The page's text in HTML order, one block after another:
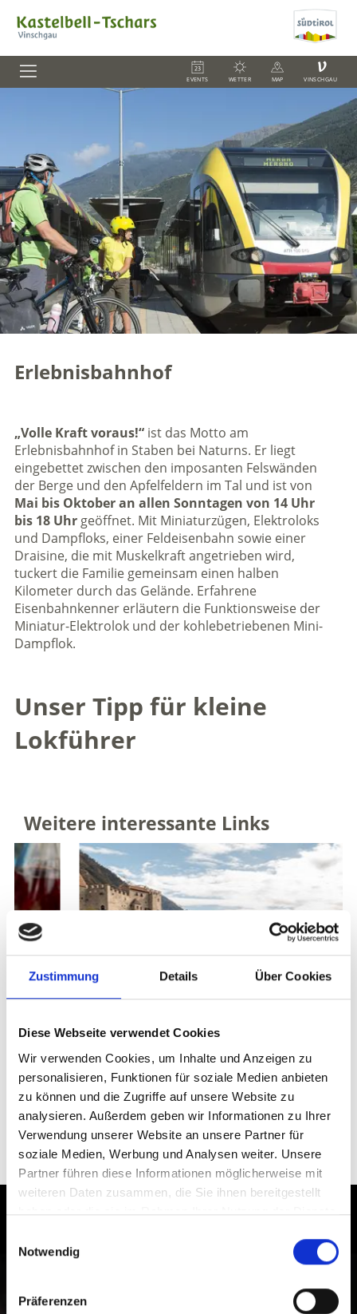
Zustimmung Details Über Cookies
Diese Webseite verwendet Cookies
Wir verwenden Cookies, um Inhalte und Anzeigen zu
personalisieren, Funktionen für soziale Medien anbieten
zu können und die Zugriffe auf unsere Website zu
analysieren. Außerdem geben wir Informationen zu Ihrer
Verwendung unserer Website an unsere Partner für
soziale Medien, Werbung und Analysen weiter. Unsere
Partner führen diese Informationen möglicherweise mit
weiteren Daten zusammen, die Sie ihnen bereitgestellt
haben oder die sie im Rahmen Ihrer Nutzung der Dienste
Notwendig
Präferenzen
EVENTS WETTER MAP
V
VINSCHGAU
Erlebnisbahnhof
„Volle Kraft voraus!“ist das Motto am
Erlebnisbahnhof in Staben bei Naturns. Er liegt
eingebettet zwischen den imposanten Felswänden
der Berge und den Apfelfeldern im Tal und ist von
Mai bis Oktober an allen Sonntagen von 14 Uhr
bis 18 Uhr geöffnet. Mit Miniaturzügen, Elektroloks
und Dampfloks, einer Feldeisenbahn sowie einer
Draisine, die mit Muskelkraft angetrieben wird,
tuckert die Familie gemeinsam einen halben
Kilometer durch das Gelände. Erfahrene
Eisenbahnkenner erläutern die Funktionsweise der
Miniatur-Elektrolok und der kohlebetriebenen Mini-
Dampflok.
Unser Tipp für kleine
Lokführer
Weitere interessante Links
SÜDTIROL GUEST PASS VINSCHGAU
Kultur und Brauchtum im Vinschgau
Auf historischen Spuren im Vinschgau. Ab nach
Südtirol um persönlich zahlreiche Kulturstätten und